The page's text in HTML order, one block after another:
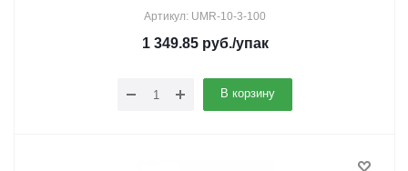
Артикул: UMR-10-3-100
1 349.85руб./упак
В корзину